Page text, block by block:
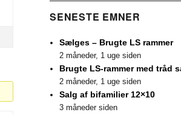
SENESTE EMNER
Sælges – Brugte LS rammer
2 måneder, 1 uge siden
Brugte LS-rammer med tråd
2 måneder, 1 uge siden
Salg af bifamilier 12×10
3 måneder siden